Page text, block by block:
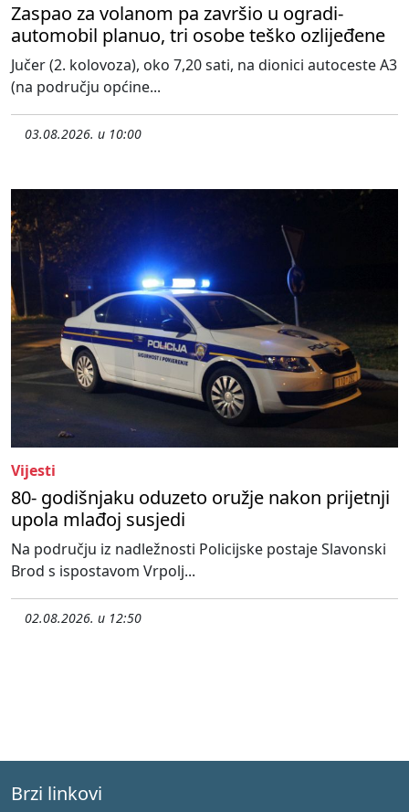
Zaspao za volanom pa završio u ogradi-
automobil planuo, tri osobe teško ozlijeđene
Jučer (2. kolovoza), oko 7,20 sati, na dionici autoceste A3
(na području općine...
03.08.2026. u 10:00
Vijesti
80- godišnjaku oduzeto oružje nakon prijetnji
upola mlađoj susjedi
Na području iz nadležnosti Policijske postaje Slavonski
Brod s ispostavom Vrpolj...
02.08.2026. u 12:50
Brzi linkovi